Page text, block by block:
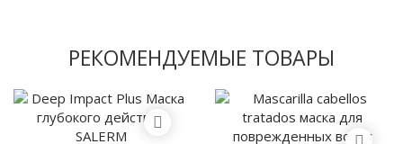
РЕКОМЕНДУЕМЫЕ ТОВАРЫ